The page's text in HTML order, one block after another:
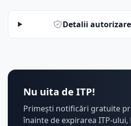
Detalii autorizare
Nu uita de ITP!
Primești notificări gratuite
înainte de expirarea ITP-ului,